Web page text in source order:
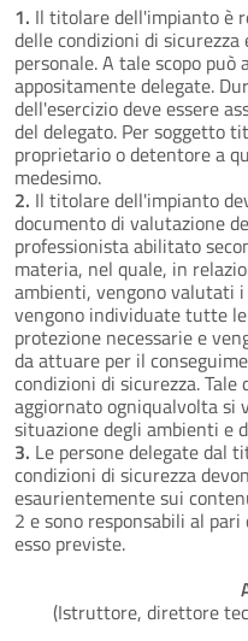
1. Il titolare dell'impianto è
delle condizioni di
personale. A tale scopo
appositamente delegate.
dell'esercizio deve essere
del delegato. Per soggetto
proprietario o detentore a
medesimo.
2. Il titolare dell'impianto
documento di valutazione
professionista abilitato
materia, nel quale, in
ambienti, vengono valutati
vengono individuate tutte
protezione necessarie e
da attuare per il
condizioni di sicurezza.
aggiornato ogniqualvolta
situazione degli ambienti e
3. Le persone delegate dal
condizioni di sicurezza
esaurientemente sui
2 e sono responsabili al
esso previste.
(Istruttore, direttore